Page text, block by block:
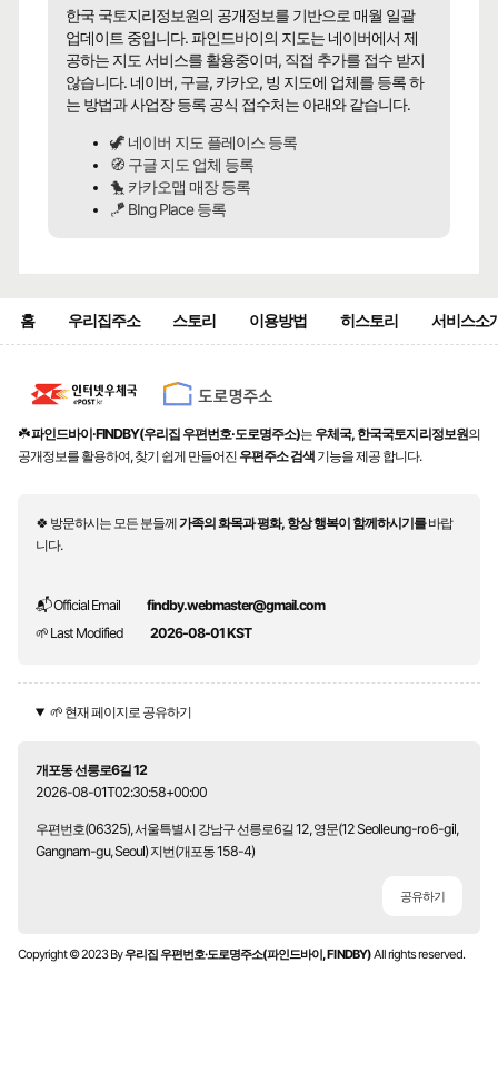
한국 국토지리정보원의 공개정보를 기반으로 매월 일괄
업데이트 중입니다. 파인드바이의 지도는 네이버에서 제
공하는 지도 서비스를 활용중이며, 직접 추가를 접수 받지
않습니다. 네이버, 구글, 카카오, 빙 지도에 업체를 등록 하
는 방법과 사업장 등록 공식 접수처는 아래와 같습니다.
🦖 네이버 지도 플레이스 등록
🧭 구글 지도 업체 등록
🐤 카카오맵 매장 등록
🪁 BIng Place 등록
홈 우리집주소 스토리 이용방법 히스토리 서비스소
☘️파인드바이·FINDBY(우리집 우편번호·도로명주소)는 우체국, 한국국토지리정보원의
공개정보를 활용하여, 찾기 쉽게 만들어진 우편주소 검색 기능을 제공 합니다.
🍀 방문하시는 모든 분들께가족의 화목과 평화, 항상 행복이 함께하시기를바랍
니다.
📬 Official Email
findby.webmaster@gmail.com
🌱 Last Modified
2026-08-01 KST
🌱 현재 페이지로 공유하기
개포동 선릉로6길 12
2026-08-01T02:30:58+00:00
우편번호(06325), 서울특별시 강남구 선릉로6길 12, 영문(12 Seolleung-ro 6-gil,
Gangnam-gu, Seoul) 지번(개포동 158-4)
공유하기
Copyright © 2023 By우리집 우편번호·도로명주소(파인드바이, FINDBY)All rights reserved.